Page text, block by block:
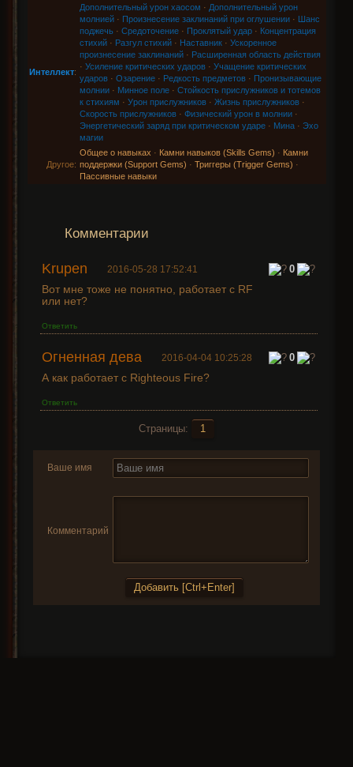
Интеллект:
Дополнительный урон хаосом · Дополнительный урон
молнией· Произнесение заклинаний при оглушении· Шанс
поджечь· Средоточение· Проклятый удар· Концентрация
стихий· Разгул стихий· Наставник· Ускоренное
произнесение заклинаний· Расширенная область действия
· Усиление критических ударов· Учащение критических
ударов· Озарение· Редкость предметов· Пронизывающие
молнии· Минное поле· Стойкость прислужников и тотемов
к стихиям · Урон прислужников· Жизнь прислужников·
Скорость прислужников· Физический урон в молнии·
Энергетический заряд при критическом ударе· Мина· Эхо
магии
Другое:
Общее о навыках · Камни навыков (Skills Gems) · Камни
поддержки (Support Gems) · Триггеры (Trigger Gems) ·
Пассивные навыки
Комментарии
Krupen 2016-05-28 17:52:41
Вот мне тоже не понятно, работает с RF
или нет?
Ответить
0
Огненная дева 2016-04-04 10:25:28
А как работает с Righteous Fire?
Ответить
0
Страницы: 1
Ваше имя
Комментарий